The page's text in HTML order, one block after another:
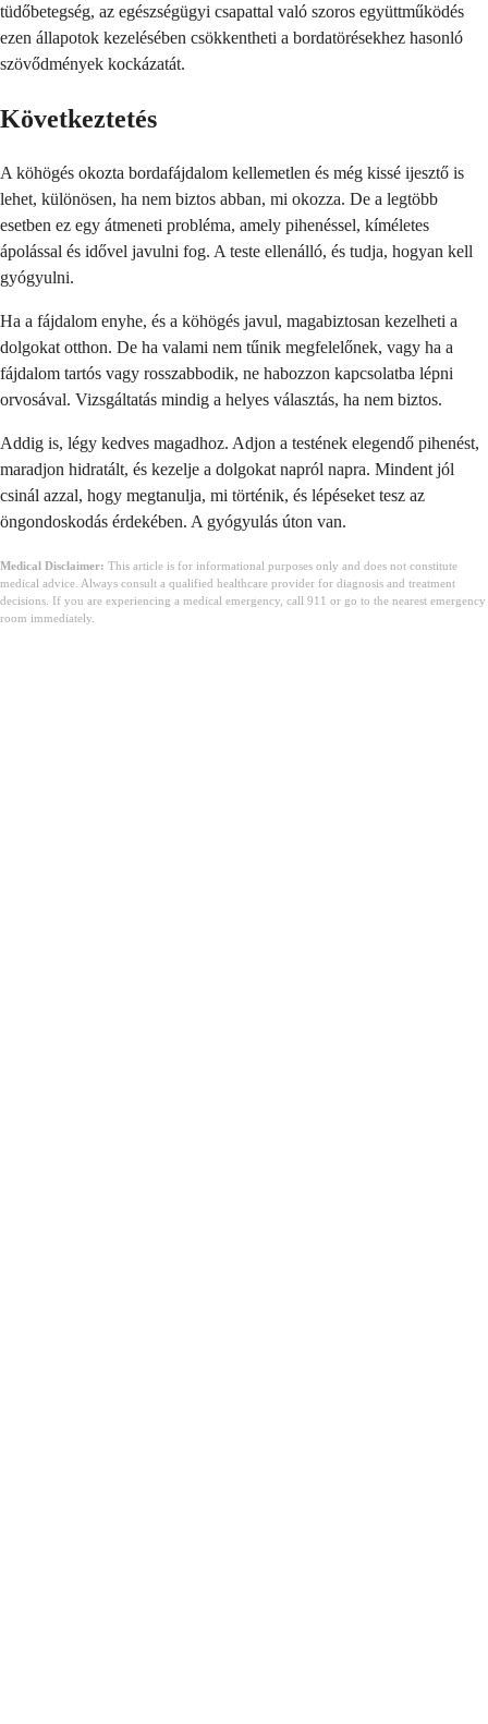
tüdőbetegség, az egészségügyi csapattal való szoros együttműködés
ezen állapotok kezelésében csökkentheti a bordatörésekhez hasonló
szövődmények kockázatát.
Következtetés
A köhögés okozta bordafájdalom kellemetlen és még kissé ijesztő is
lehet, különösen, ha nem biztos abban, mi okozza. De a legtöbb
esetben ez egy átmeneti probléma, amely pihenéssel, kíméletes
ápolással és idővel javulni fog. A teste ellenálló, és tudja, hogyan kell
gyógyulni.
Ha a fájdalom enyhe, és a köhögés javul, magabiztosan kezelheti a
dolgokat otthon. De ha valami nem tűnik megfelelőnek, vagy ha a
fájdalom tartós vagy rosszabbodik, ne habozzon kapcsolatba lépni
orvosával. Vizsgáltatás mindig a helyes választás, ha nem biztos.
Addig is, légy kedves magadhoz. Adjon a testének elegendő pihenést,
maradjon hidratált, és kezelje a dolgokat napról napra. Mindent jól
csinál azzal, hogy megtanulja, mi történik, és lépéseket tesz az
öngondoskodás érdekében. A gyógyulás úton van.
Medical Disclaimer: This article is for informational purposes only and does not constitute
medical advice. Always consult a qualified healthcare provider for diagnosis and treatment
decisions. If you are experiencing a medical emergency, call 911 or go to the nearest emergency
room immediately.